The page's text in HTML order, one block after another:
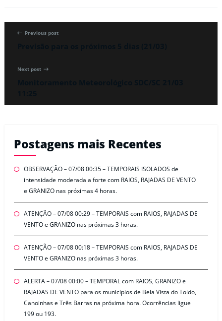
Previous post
Next post
Postagens mais Recentes
OBSERVAÇÃO – 07/08 00:35 – TEMPORAIS ISOLADOS de
intensidade moderada a forte com RAIOS, RAJADAS DE VENTO
e GRANIZO nas próximas 4 horas.
ATENÇÃO – 07/08 00:29 – TEMPORAIS com RAIOS, RAJADAS DE
VENTO e GRANIZO nas próximas 3 horas.
ATENÇÃO – 07/08 00:18 – TEMPORAIS com RAIOS, RAJADAS DE
VENTO e GRANIZO nas próximas 3 horas.
ALERTA – 07/08 00:00 – TEMPORAL com RAIOS, GRANIZO e
RAJADAS DE VENTO para os municípios de Bela Vista do Toldo,
Canoinhas e Três Barras na próxima hora. Ocorrências ligue
199 ou 193.